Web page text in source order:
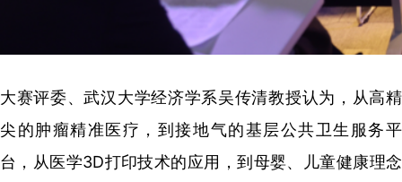
大赛评委、武汉大学经济学系吴传清教授认为，从高精
尖的肿瘤精准医疗，到接地气的基层公共卫生服务平
台，从医学3D打印技术的应用，到母婴、儿童健康理念